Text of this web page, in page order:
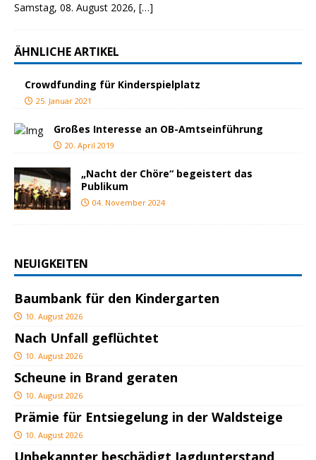
Samstag, 08. August 2026, […]
ÄHNLICHE ARTIKEL
Crowdfunding für Kinderspielplatz
25. Januar 2021
Großes Interesse an OB-Amtseinführung
20. April 2019
„Nacht der Chöre“ begeistert das
Publikum
04. November 2024
NEUIGKEITEN
Baumbank für den Kindergarten
10. August 2026
Nach Unfall geflüchtet
10. August 2026
Scheune in Brand geraten
10. August 2026
Prämie für Entsiegelung in der Waldsteige
10. August 2026